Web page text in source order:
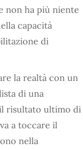
non ha più niente
capacità
di
la realtà con un
di una
risultato ultimo di
a toccare il
nella